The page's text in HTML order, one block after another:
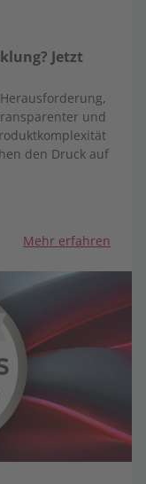
Jetzt
und
den Druck auf
Mehr erfahren